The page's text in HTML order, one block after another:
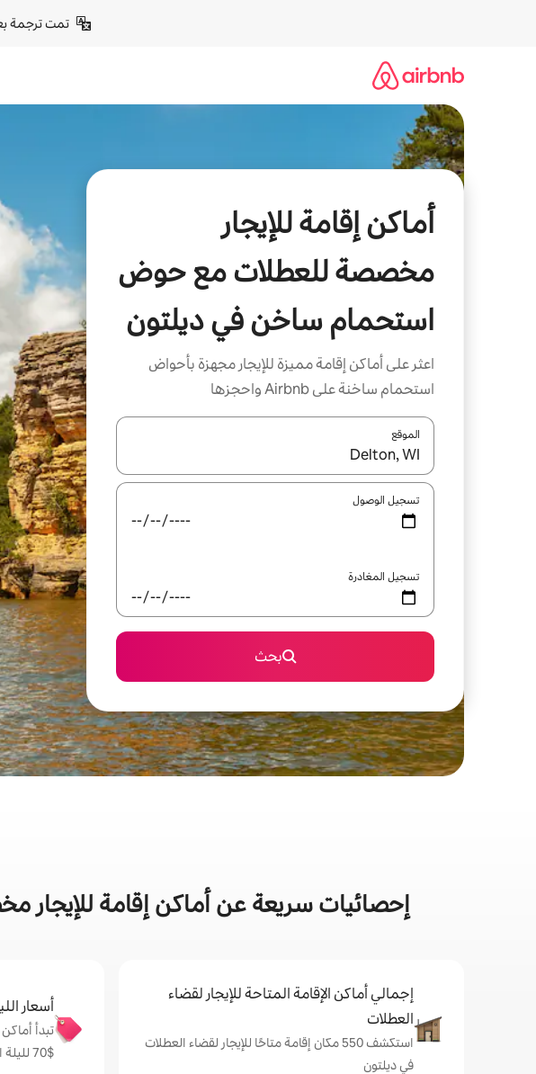
تمت ترجمة
أماكن إقامة للإيجار
مخصصة للعطلات مع حوض
استحمام ساخن في ديلتون
اعثر على أماكن إقامة مميزة للإيجار مجهزة بأحواض
استحمام ساخنة على Airbnb واحجزها
الموقع
عند توفر النتائج، انتقل باستخدام السهمين لأعلى ولأسفل أو استكشف عن طريق
تسجيل الوصول
تسجيل المغادرة
بحث
إحصائيات سريعة عن أماكن إقامة
إجمالي أماكن الإقامة المتاحة للإيجار لقضاء
العطلات
استكشف 550 مكان إقامة متاحًا للإيجار لقضاء العطلات
في ديلتون
أسعار
تبدأ
$‏70 لليلة الواحدة قبل احتساب الضرائب والرسوم